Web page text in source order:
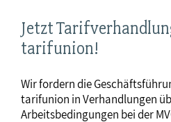
Jetzt
tarifunion!
Wir fordern die
tarifunion in Verhandlungen
Arbeitsbedingungen bei der